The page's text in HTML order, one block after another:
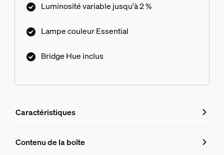
Bridge inclus pour profiter d’une multitude de
voix, de l'application ou de n'importe quel
Luminosité variable jusqu'à 2 %
Lampe couleur Essential
Bridge Hue inclus
Caractéristiques
Caractéristiques
Contenu de la boîte